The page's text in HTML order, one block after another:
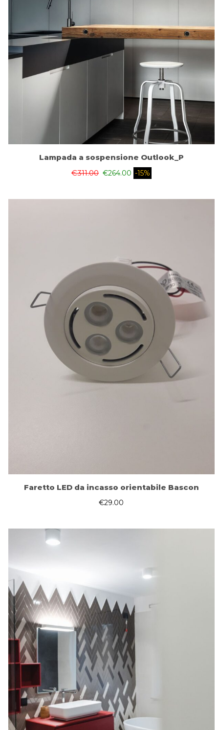
Lampada a sospensione Outlook_P
€311.00 €264.00 -15%
Faretto LED da incasso orientabile Bascon
€29.00